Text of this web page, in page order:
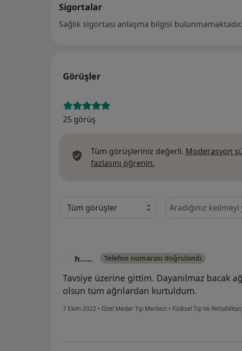
Sigortalar
Sağlık sigortası anlaşma bilgisi bulunmamaktadır.
Görüşler
25 görüş
Tüm görüşleriniz değerli. Moderasyon
fazlasını öğrenin.
Görüşler içerisinde
h..... Telefon numarası doğrulandı
Tavsiye üzerine gittim. Dayanılmaz bacak
olsun tüm ağrılardan kurtuldum.
7 Ekim 2022 • Özel Medar Tıp Merkezi • Fiziksel Tıp Ve